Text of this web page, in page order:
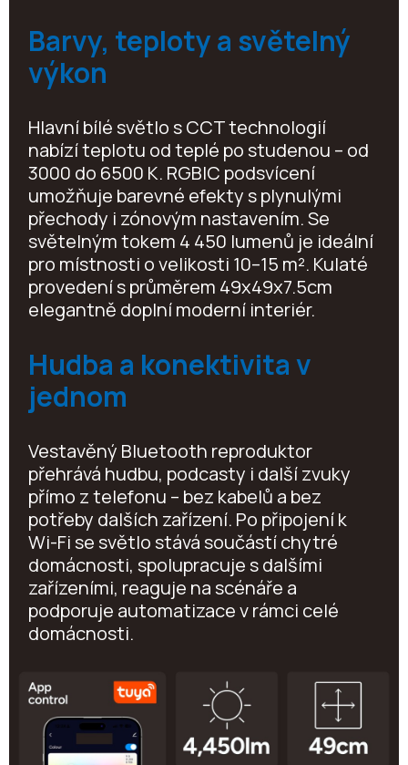
Barvy, teploty a světelný
výkon
Hlavní bílé světlo s CCT technologií
nabízí teplotu od teplé po studenou – od
3000 do 6500 K. RGBIC podsvícení
umožňuje barevné efekty s plynulými
přechody i zónovým nastavením. Se
světelným tokem 4 450 lumenů je ideální
pro místnosti o velikosti 10–15 m². Kulaté
provedení s průměrem 49x49x7.5cm
elegantně doplní moderní interiér.
Hudba a konektivita v
jednom
Vestavěný Bluetooth reproduktor
přehrává hudbu, podcasty i další zvuky
přímo z telefonu – bez kabelů a bez
potřeby dalších zařízení. Po připojení k
Wi-Fi se světlo stává součástí chytré
domácnosti, spolupracuje s dalšími
zařízeními, reaguje na scénáře a
podporuje automatizace v rámci celé
domácnosti.